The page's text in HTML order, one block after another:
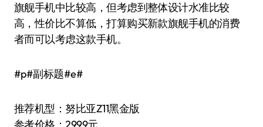
旗舰手机中比较高，但考虑到整体设计水准比较
高，性价比不算低，打算购买新款旗舰手机的消费
者而可以考虑这款手机。
#p#副标题#e#
推荐机型：努比亚Z11黑金版